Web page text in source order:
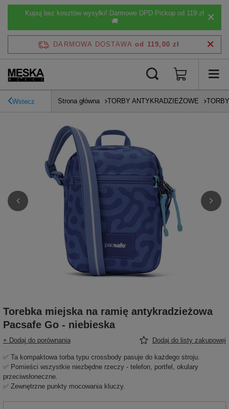
Kupuj bez kosztów wysyłki! Darmowe DPD Pickup od 119 zł
🚚
DARMOWA DOSTAWA od 119,00 zł
Wstecz Strona główna TORBY ANTYKRADZIEŻOWE
Torebka miejska na ramię antykradzieżowa
Pacsafe Go - niebieska
+ Dodaj do porównania Dodaj do listy zakupowej
✅ Ta kompaktowa torba typu crossbody pasuje do każdego stroju.
✅ Pomieści wszystkie niezbędne rzeczy - telefon, portfel, okulary
przeciwsłoneczne.
✅ Zewnętrzne punkty mocowania kluczy.